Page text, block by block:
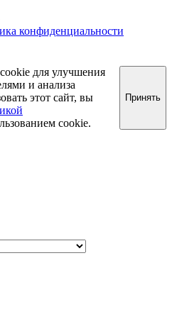
конфиденциальности
для улучшения
и анализа
этот сайт, вы
cookie.
Принять